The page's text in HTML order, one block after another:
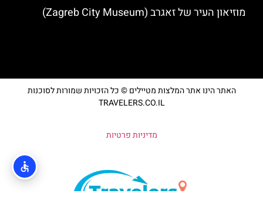
מוזיאון העיר של זאגרב (Zagreb City Museum)
האתר הינו אתר המלצות מטיילים © כל הזכויות שמורות לסוכנות
TRAVELERS.CO.IL
מדיניות פרטיות